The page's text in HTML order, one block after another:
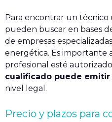
Para encontrar un técnico
pueden buscar en bases
de empresas
energética. Es importante
profesional esté
cualificado puede
nivel legal.
Precio y plazos para